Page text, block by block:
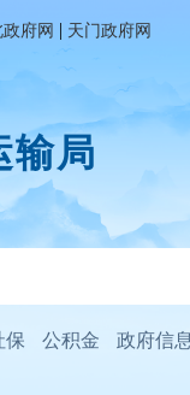
府网 | 天门政府网
输局
保 公积金 政府信